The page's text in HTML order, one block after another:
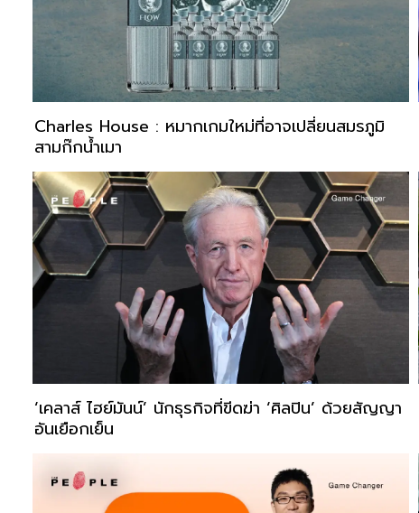
Charles House : หมากเกมใหม่ที่อาจเปลี่ยนสมรภูมิ
สามก๊กน้ำเมา
‘เคลาส์ ไฮย์มันน์’ นักธุรกิจที่ขีดฆ่า ‘ศิลปิน’ ด้วยสัญญา
อันเยือกเย็น